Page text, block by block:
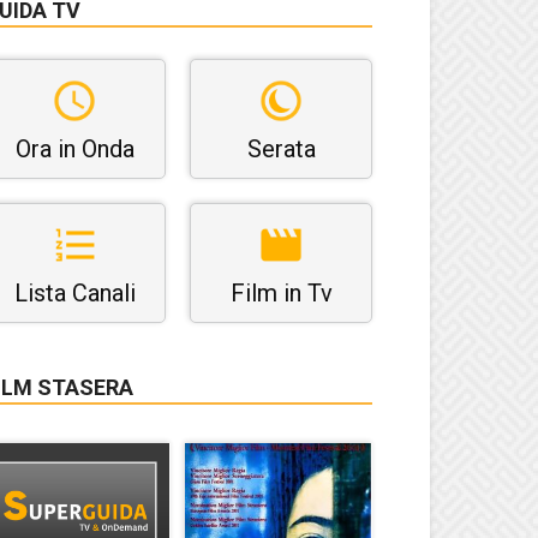
TV
Ora in Onda Serata
Lista Canali Film in Tv
STASERA